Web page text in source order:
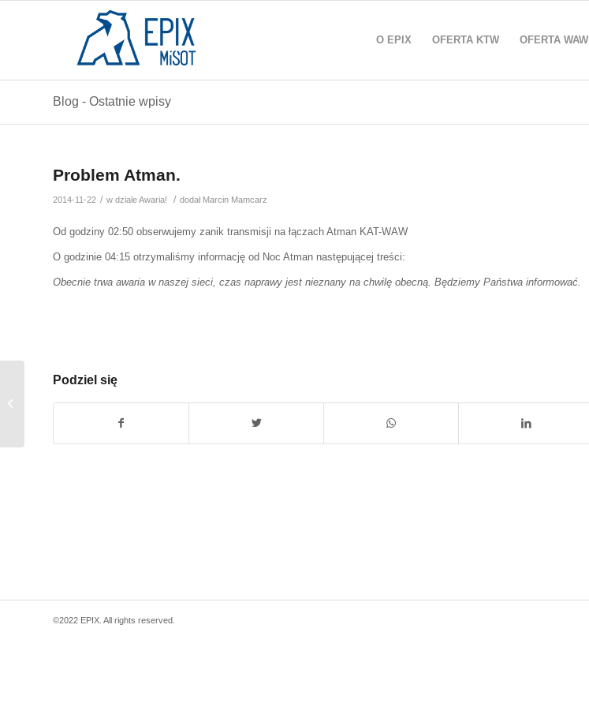
O EPIX OFERTA KTW OFERTA WAW
Blog - Ostatnie wpisy
Problem Atman.
2014-11-22 / w dzialeAwaria! / dodał Marcin Mamcarz
Od godziny 02:50 obserwujemy zanik transmisji na łączach Atman KAT-WAW
O godzinie 04:15 otrzymaliśmy informację od Noc Atman następującej treści:
Obecnie trwa awaria w naszej sieci, czas naprawy jest nieznany na chwilę obecną. Będziemy Państwa informować.
Podziel się
©2022 EPIX. All rights reserved.
Poszukiwane łącze – Katowice